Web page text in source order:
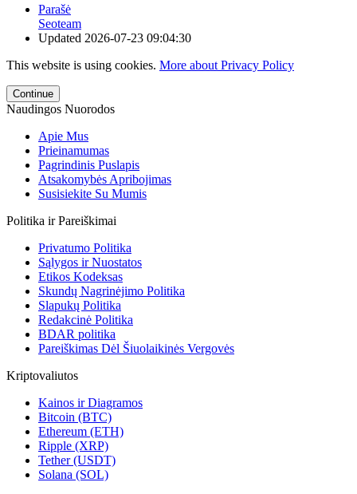
Parašė
Seoteam
Updated 2026-07-23 09:04:30
This website is using cookies. More about Privacy Policy
Continue
Naudingos Nuorodos
Apie Mus
Prieinamumas
Pagrindinis Puslapis
Atsakomybės Apribojimas
Susisiekite Su Mumis
Politika ir Pareiškimai
Privatumo Politika
Sąlygos ir Nuostatos
Etikos Kodeksas
Skundų Nagrinėjimo Politika
Slapukų Politika
Redakcinė Politika
BDAR politika
Pareiškimas Dėl Šiuolaikinės Vergovės
Kriptovaliutos
Kainos ir Diagramos
Bitcoin (BTC)
Ethereum (ETH)
Ripple (XRP)
Tether (USDT)
Solana (SOL)